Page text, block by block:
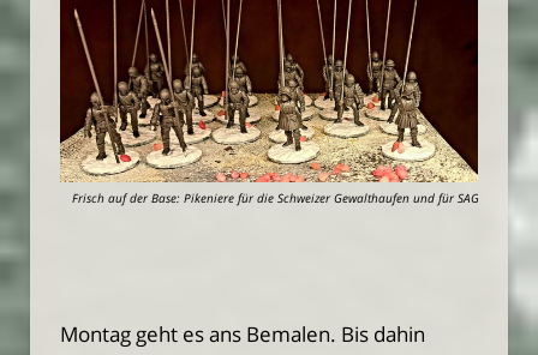
Frisch auf der Base: Pikeniere für die Schweizer Gewalthaufen und für SAGA.
Montag geht es ans Bemalen. Bis dahin